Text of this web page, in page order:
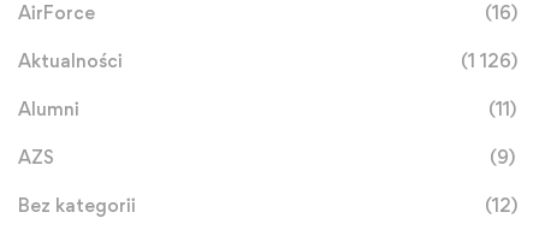
AirForce (16)
Aktualności (1 126)
Alumni (11)
AZS (9)
Bez kategorii (12)